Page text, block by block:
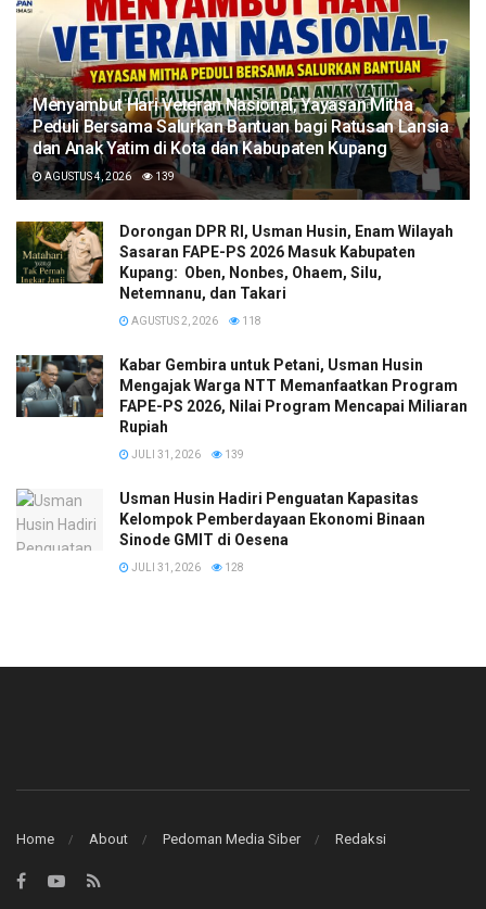
​Menyambut Hari Veteran Nasional, Yayasan Mitha
Peduli Bersama Salurkan Bantuan bagi Ratusan Lansia
dan Anak Yatim di Kota dan Kabupaten Kupang
AGUSTUS 4, 2026 139
Dorongan DPR RI, Usman Husin, Enam Wilayah
Sasaran FAPE-PS 2026 Masuk Kabupaten
Kupang: Oben, Nonbes, Ohaem, Silu,
Netemnanu, dan Takari
AGUSTUS 2, 2026 118
Kabar Gembira untuk Petani, Usman Husin
Mengajak Warga NTT Memanfaatkan Program
FAPE-PS 2026, Nilai Program Mencapai Miliaran
Rupiah
JULI 31, 2026 139
​Usman Husin Hadiri Penguatan Kapasitas
Kelompok Pemberdayaan Ekonomi Binaan
Sinode GMIT di Oesena
JULI 31, 2026 128
Home About Pedoman Media Siber Redaksi